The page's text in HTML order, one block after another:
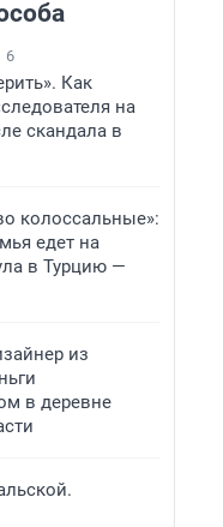
6
Как
на
скандала в
колоссальные»:
едет на
в Турцию —
из
в деревне